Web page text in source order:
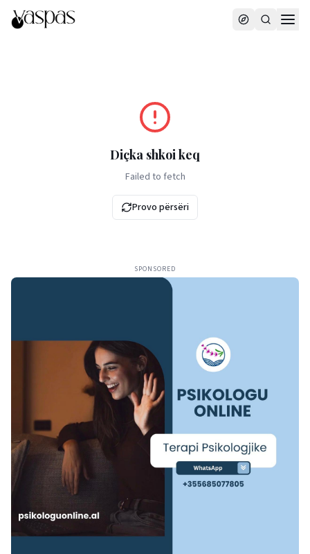
Diçka shkoi keq
Failed to fetch
Provo përsëri
SPONSORED